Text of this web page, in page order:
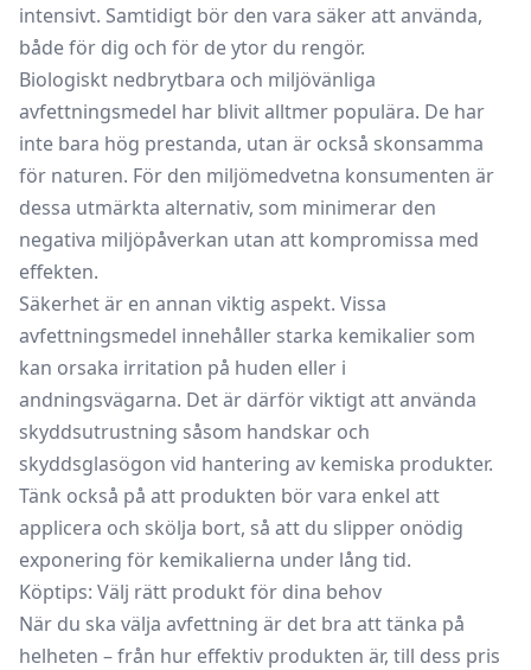
intensivt. Samtidigt bör den vara säker att använda,
både för dig och för de ytor du rengör.
Biologiskt nedbrytbara och miljövänliga
avfettningsmedel har blivit alltmer populära. De har
inte bara hög prestanda, utan är också skonsamma
för naturen. För den miljömedvetna konsumenten är
dessa utmärkta alternativ, som minimerar den
negativa miljöpåverkan utan att kompromissa med
effekten.
Säkerhet är en annan viktig aspekt. Vissa
avfettningsmedel innehåller starka kemikalier som
kan orsaka irritation på huden eller i
andningsvägarna. Det är därför viktigt att använda
skyddsutrustning såsom handskar och
skyddsglasögon vid hantering av kemiska produkter.
Tänk också på att produkten bör vara enkel att
applicera och skölja bort, så att du slipper onödig
exponering för kemikalierna under lång tid.
Köptips: Välj rätt produkt för dina behov
När du ska välja avfettning är det bra att tänka på
helheten – från hur effektiv produkten är, till dess pris